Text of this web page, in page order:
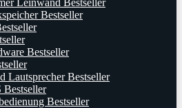
Leinwand Bestseller
Bestseller
Bestseller
Lautsprecher Bestseller
Bestseller